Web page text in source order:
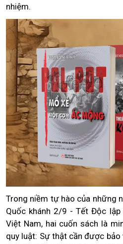
nhiệm.
Trong niềm tự hào của những
Quốc khánh 2/9 - Tết Độc
Việt Nam, hai cuốn sách là
quy luật: Sự thật cần được